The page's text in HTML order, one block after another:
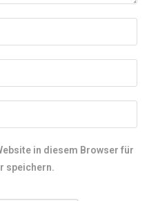
in diesem Browser für
speichern.